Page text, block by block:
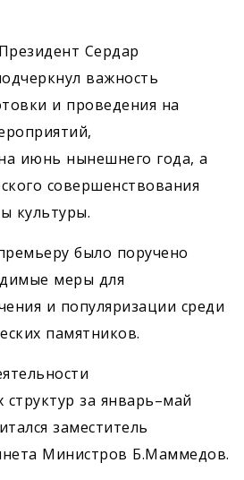
Сердар
важность
и проведения на
июнь нынешнего года, а
совершенствования
культуры.
было поручено
меры для
и популяризации среди
памятников.
за январь–май
заместитель
Министров Б.Маммедов.